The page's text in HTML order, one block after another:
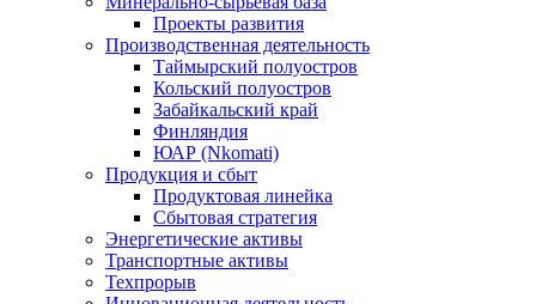
Проекты развития
Производственная деятельность
Таймырский полуостров
Кольский полуостров
Забайкальский край
Финляндия
ЮАР (Nkomati)
Продукция и сбыт
Продуктовая линейка
Сбытовая стратегия
Энергетические активы
Транспортные активы
Техпрорыв